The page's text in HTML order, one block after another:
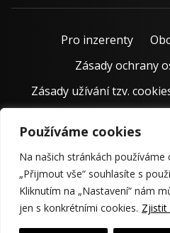
Používáme cookies
Na našich stránkách používáme
„Přijmout vše“ souhlasíte s
Kliknutím na „Nastavení“ nám
jen s konkrétními cookies. Zjistit
Pro inzerenty
Zásady ochrany
Zásady užívání tzv.
© 2011 – 2026 Jiří Rostecký |